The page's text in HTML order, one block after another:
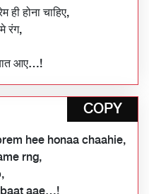
ही होना चाहिए,
रंग,
आए…!
COPY
hee honaa chaahie,
rng,
aae…!